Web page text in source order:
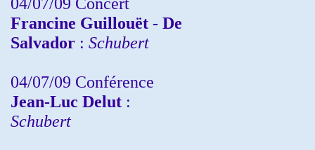
Francine Guillouët - De
Salvador : Schubert
04/07/09 Conférence
Jean-Luc Delut :
Schubert